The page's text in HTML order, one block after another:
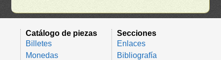
Catálogo de piezas
Billetes
Monedas
Secciones
Enlaces
Bibliografía